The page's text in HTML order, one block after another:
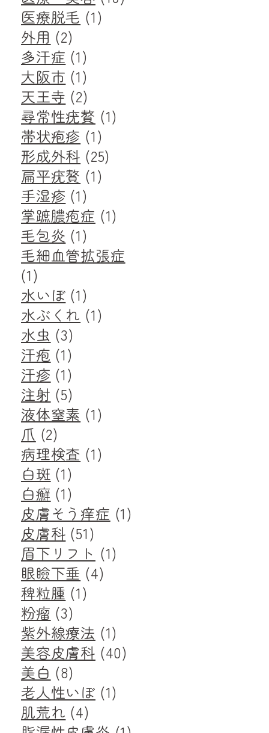
医療脱毛 (1)
外用 (2)
多汗症 (1)
大阪市 (1)
天王寺 (2)
尋常性疣贅 (1)
帯状疱疹 (1)
形成外科 (25)
扁平疣贅 (1)
手湿疹 (1)
掌蹠膿疱症 (1)
毛包炎 (1)
毛細血管拡張症
(1)
水いぼ (1)
水ぶくれ (1)
水虫 (3)
汗疱 (1)
汗疹 (1)
注射 (5)
液体窒素 (1)
爪 (2)
病理検査 (1)
白斑 (1)
白癬 (1)
皮膚そう痒症 (1)
皮膚科 (51)
眉下リフト (1)
眼瞼下垂 (4)
稗粒腫 (1)
粉瘤 (3)
紫外線療法 (1)
美容皮膚科 (40)
美白 (8)
老人性いぼ (1)
肌荒れ (4)